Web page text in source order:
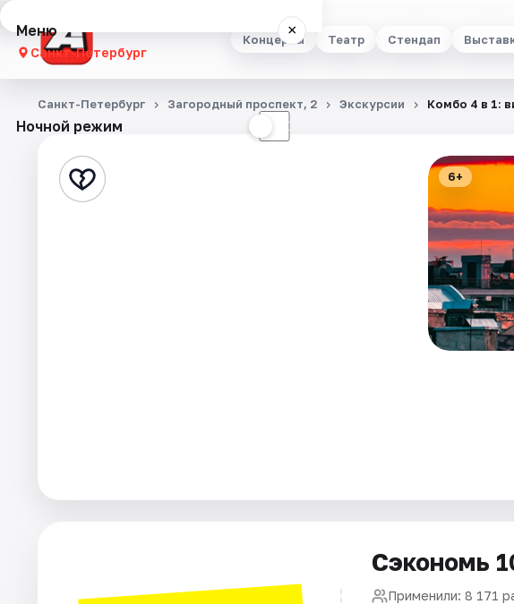
Концерты Театр Стендап
Меню ×
Санкт-Петербург
Концерты
Стендап
Ночной режим ☾
Санкт-Петербург Загородный проспект, 2 Экскурсии Комбо 4 в 1:
6+
Сэкономь
Применили: 8 171